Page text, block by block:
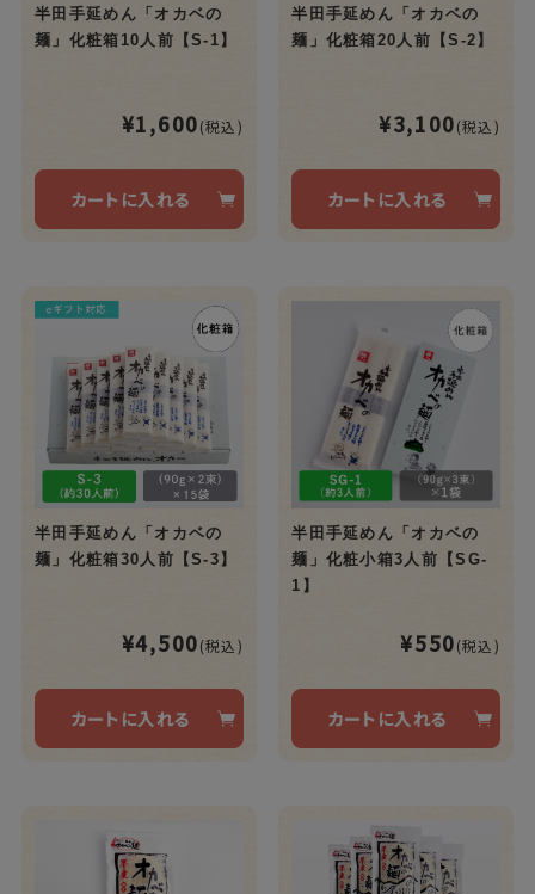
半田手延めん「オカベの
麺」化粧箱10人前【S-1】
¥1,600(税込)
カートに入れる
半田手延めん「オカベの
麺」化粧箱20人前【S-2】
¥3,100(税込)
カートに入れる
半田手延めん「オカベの
麺」化粧箱30人前【S-3】
¥4,500(税込)
カートに入れる
半田手延めん「オカベの
麺」化粧小箱3人前【SG-
1】
¥550(税込)
カートに入れる